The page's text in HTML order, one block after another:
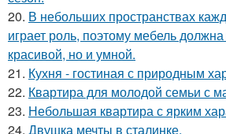
20. В небольших пространствах
играет роль, поэтому мебель
красивой, но и умной.
21. Кухня - гостиная с природным
22. Квартира для молодой семьи с
23. Небольшая квартира с ярким
24. Двушка мечты в сталинке.